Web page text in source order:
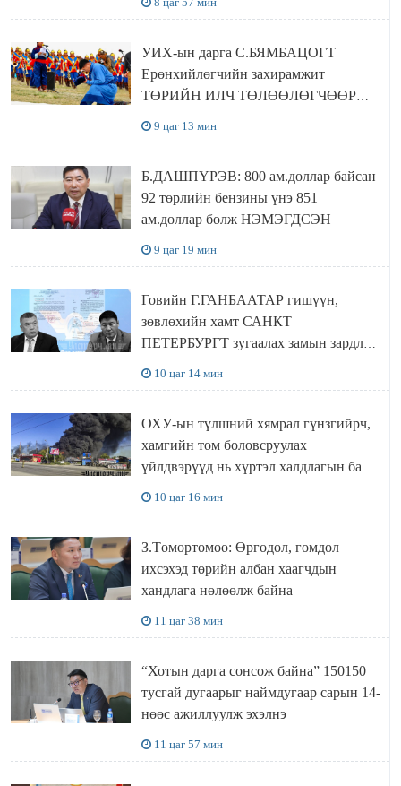
УИХ-ын дарга С.БЯМБАЦОГТ
Ерөнхийлөгчийн захирамжит
ТӨРИЙН ИЛЧ ТӨЛӨӨЛӨГЧӨӨР
9 цаг 13 мин
Б.ДАШПҮРЭВ: 800 ам.доллар байсан
92 төрлийн бензины үнэ 851
ам.доллар болж НЭМЭГДСЭН
9 цаг 19 мин
Говийн Г.ГАНБААТАР гишүүн,
зөвлөхийн хамт САНКТ
ПЕТЕРБУРГТ зугаалах замын зардлаа
10 цаг 14 мин
ОХУ-ын түлшний хямрал гүнзгийрч,
хамгийн том боловсруулах
үйлдвэрүүд нь хүртэл халдлагын бай
10 цаг 16 мин
З.Төмөртөмөө: Өргөдөл, гомдол
ихсэхэд төрийн албан хаагчдын
хандлага нөлөөлж байна
11 цаг 38 мин
“Хотын дарга сонсож байна” 150150
тусгай дугаарыг наймдугаар сарын 14-
нөөс ажиллуулж эхэлнэ
11 цаг 57 мин